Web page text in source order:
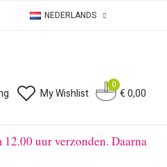
NEDERLANDS
My Wishlist
0
€ 0,00
uur verzonden. Daarna